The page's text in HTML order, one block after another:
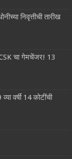
निवृत्तीची तारीख
चा गेमचेंजर! 13
वर्षी 14 कोटींची